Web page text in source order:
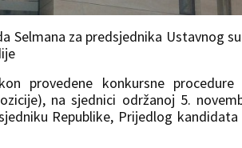
Selmana za predsjednika Ustavnog
provedene konkursne procedure
na sjednici održanoj 5.
Republike, Prijedlog kandidata